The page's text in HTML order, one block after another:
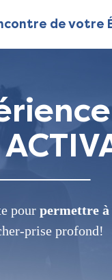
de votre
pour permettre
prise profond!